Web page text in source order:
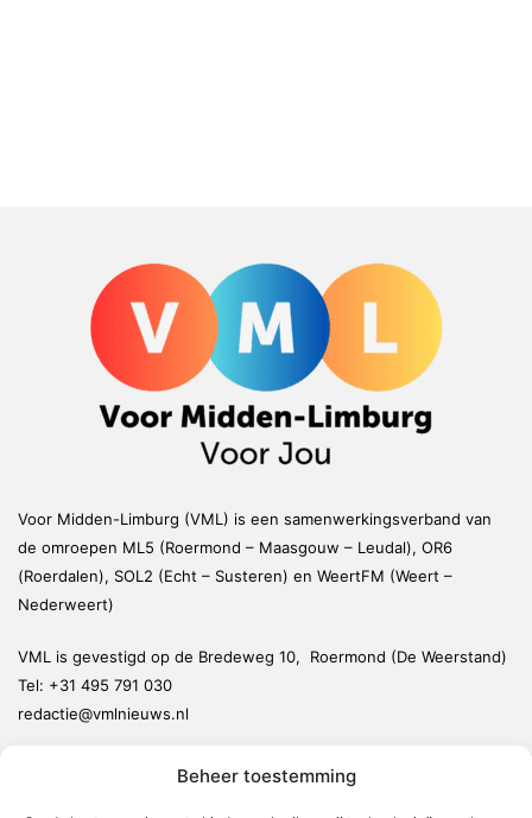
Beheer toestemming
Voor Midden-Limburg (VML) is een samenwerkingsverband van
de omroepen ML5 (Roermond – Maasgouw – Leudal), OR6
(Roerdalen), SOL2 (Echt – Susteren) en WeertFM (Weert –
Nederweert)
VML is gevestigd op de Bredeweg 10, Roermond (De Weerstand)
Tel: +31 495 791 030
redactie@vmlnieuws.nl